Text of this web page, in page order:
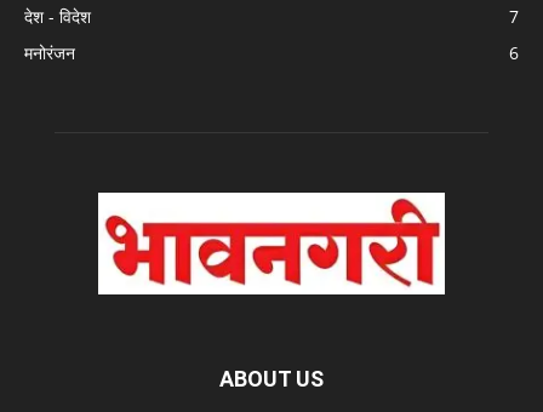
देश - विदेश
7
मनोरंजन
6
ABOUT US